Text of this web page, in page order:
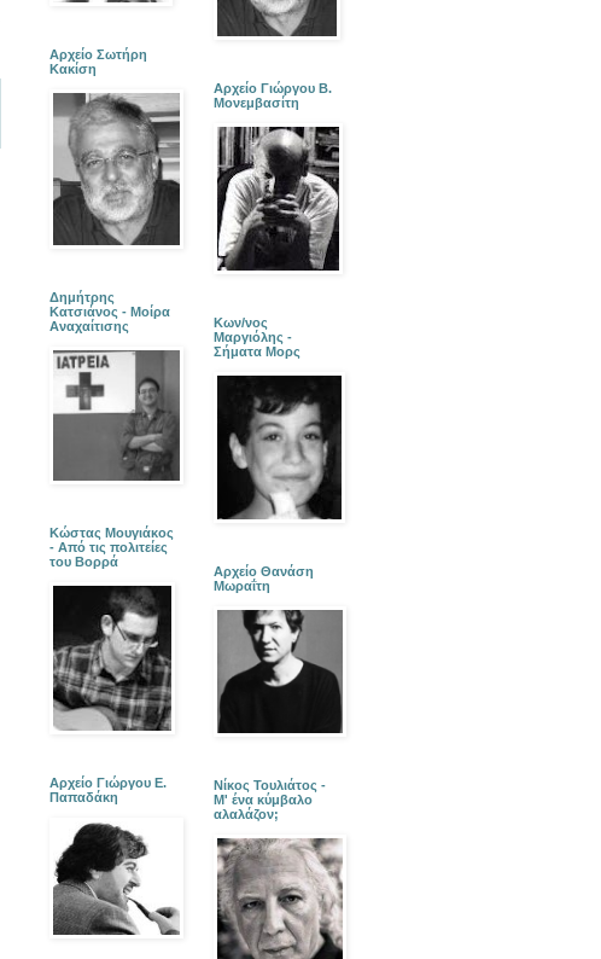
Αρχείο Σωτήρη
Κακίση
Δημήτρης
Κατσιάνος - Μοίρα
Αναχαίτισης
Κώστας Μουγιάκος
- Από τις πολιτείες
του Βορρά
Αρχείο Γιώργου Ε.
Παπαδάκη
Αρχείο Γιώργου Β.
Μονεμβασίτη
Κων/νος
Μαργιόλης -
Σήματα Μορς
Αρχείο Θανάση
Μωραΐτη
Νίκος Τουλιάτος -
Μ' ένα κύμβαλο
αλαλάζον;